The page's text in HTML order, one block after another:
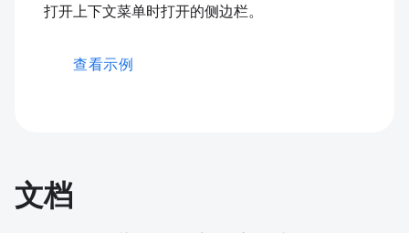
打开上下文菜单时打开的侧边栏。
查看示例
文档